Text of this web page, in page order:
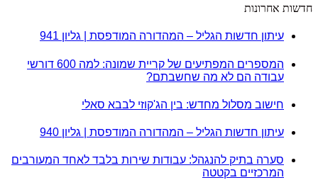
חדשות אחרונות
עיתון חדשות הגליל – המהדורה המודפסת | גליון 941
המספרים המפתיעים של קריית שמונה: למה 600 דורשי
עבודה הם לא מה שחשבתם?
חישוב מסלול מחדש: בין הג'קוזי לבבא סאלי
עיתון חדשות הגליל – המהדורה המודפסת | גליון 940
סערה בתיק להנגהל: עבודות שירות בלבד לאחד המעורבים
המרכזיים בקטטה